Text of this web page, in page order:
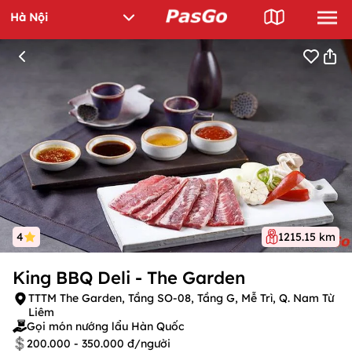
4 1215.15 km
King BBQ Deli - The Garden
TTTM The Garden, Tầng SO-08, Tầng G, Mễ Trì, Q. Nam Từ
Liêm
Gọi món nướng lẩu Hàn Quốc
200.000 - 350.000 đ/người